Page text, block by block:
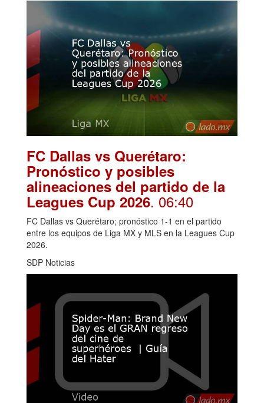
FC Dallas vs Querétaro:
Pronóstico y posibles
alineaciones del partido de la
Leagues Cup 2026. 06:40
FC Dallas vs Querétaro; pronóstico 1-1 en el partido
entre los equipos de Liga MX y MLS en la Leagues Cup
2026.
SDP Noticias